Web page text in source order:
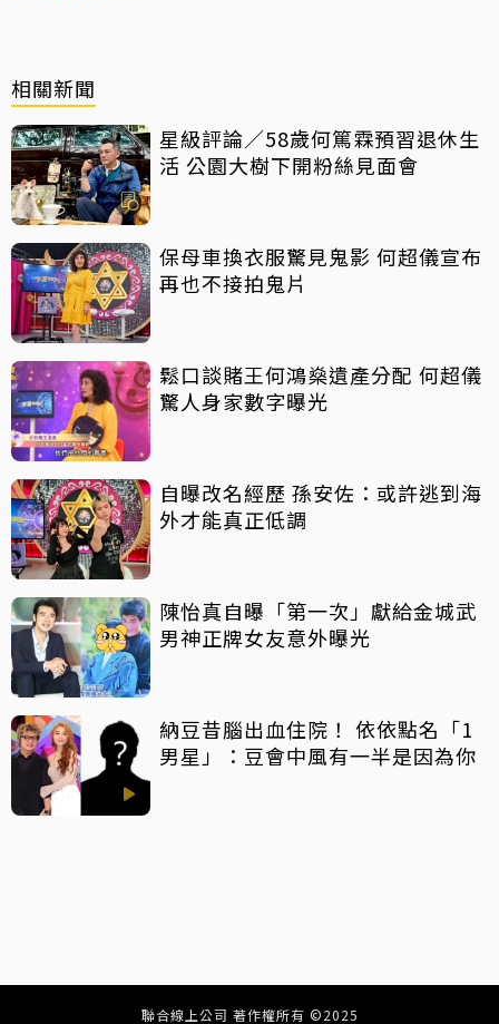
相關新聞
星級評論／58歲何篤霖預習退休生
活 公園大樹下開粉絲見面會
保母車換衣服驚見鬼影 何超儀宣布
再也不接拍鬼片
鬆口談賭王何鴻燊遺產分配 何超儀
驚人身家數字曝光
自曝改名經歷 孫安佐：或許逃到海
外才能真正低調
陳怡真自曝「第一次」獻給金城武
男神正牌女友意外曝光
納豆昔腦出血住院！ 依依點名「1
男星」：豆會中風有一半是因為你
聯合線上公司 著作權所有 ©2025